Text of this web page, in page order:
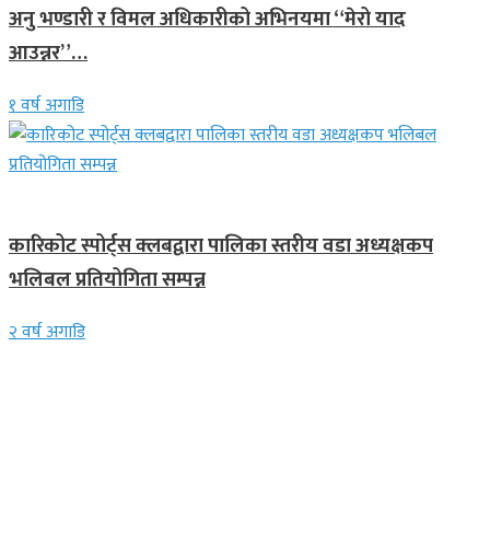
अनु भण्डारी र विमल अधिकारीको अभिनयमा “मेरो याद
आउन्नर”…
१ वर्ष अगाडि
कारिकोट स्पोर्ट्स क्लबद्वारा पालिका स्तरीय वडा अध्यक्षकप
भलिबल प्रतियोगिता सम्पन्न
२ वर्ष अगाडि